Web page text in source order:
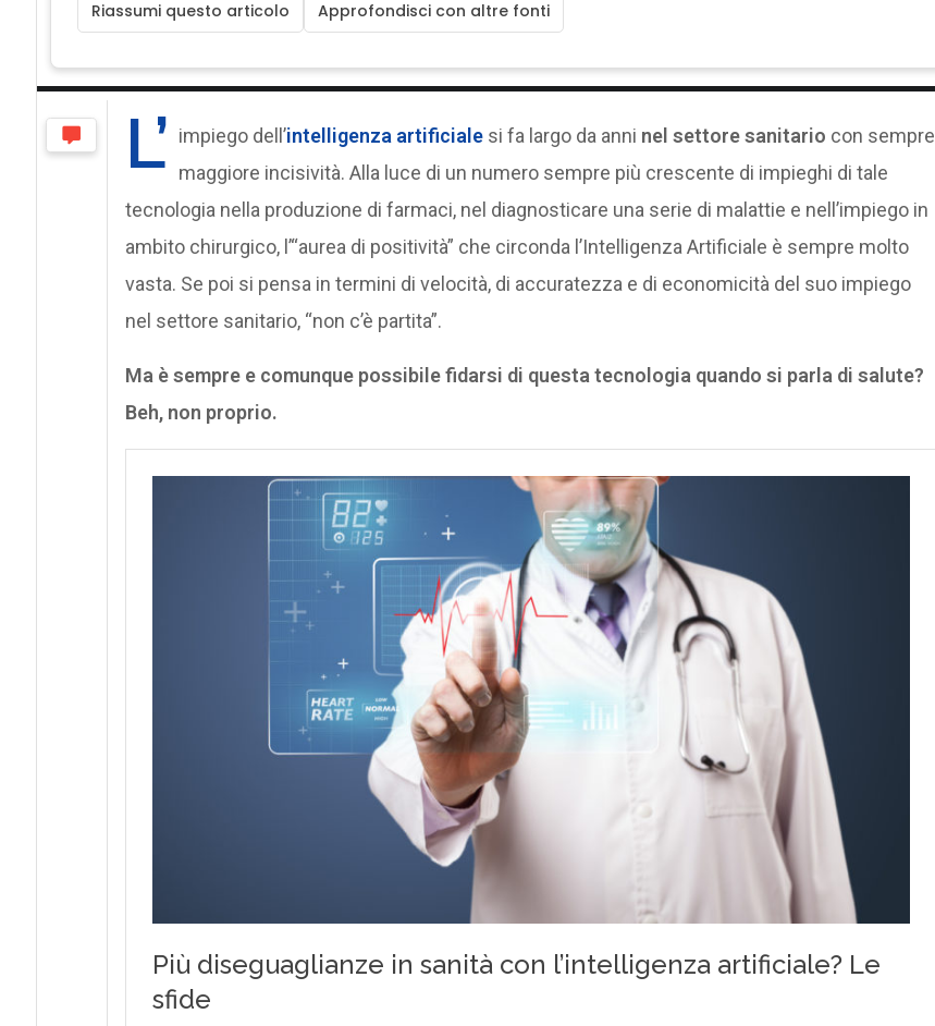
Riassumi questo articolo Approfondisci con altre fonti
L’ impiego dell’intelligenza artificialesi fa largo da anni nel settore sanitario con sempre
maggiore incisività. Alla luce di un numero sempre più crescente di impieghi di tale
tecnologia nella produzione di farmaci, nel diagnosticare una serie di malattie e nell’impiego in
ambito chirurgico, l’“aurea di positività” che circonda l’Intelligenza Artificiale è sempre molto
vasta. Se poi si pensa in termini di velocità, di accuratezza e di economicità del suo impiego
nel settore sanitario, “non c’è partita”.
Ma è sempre e comunque possibile fidarsi di questa tecnologia quando si parla di salute?
Beh, non proprio.